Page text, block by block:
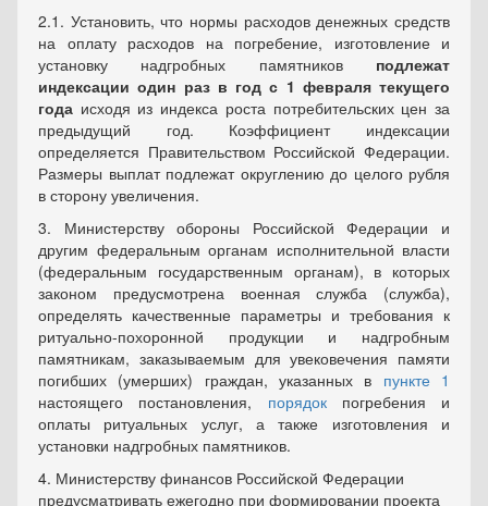
2.1. Установить, что нормы расходов денежных средств
на оплату расходов на погребение, изготовление и
установку надгробных памятников подлежат
индексации один раз в год с 1 февраля текущего
года исходя из индекса роста потребительских цен за
предыдущий год. Коэффициент индексации
определяется Правительством Российской Федерации.
Размеры выплат подлежат округлению до целого рубля
в сторону увеличения.
3. Министерству обороны Российской Федерации и
другим федеральным органам исполнительной власти
(федеральным государственным органам), в которых
законом предусмотрена военная служба (служба),
определять качественные параметры и требования к
ритуально-похоронной продукции и надгробным
памятникам, заказываемым для увековечения памяти
погибших (умерших) граждан, указанных в пункте 1
настоящего постановления, порядокпогребения и
оплаты ритуальных услуг, а также изготовления и
установки надгробных памятников.
4. Министерству финансов Российской Федерации
предусматривать ежегодно при формировании проекта